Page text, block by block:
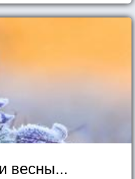
весны...